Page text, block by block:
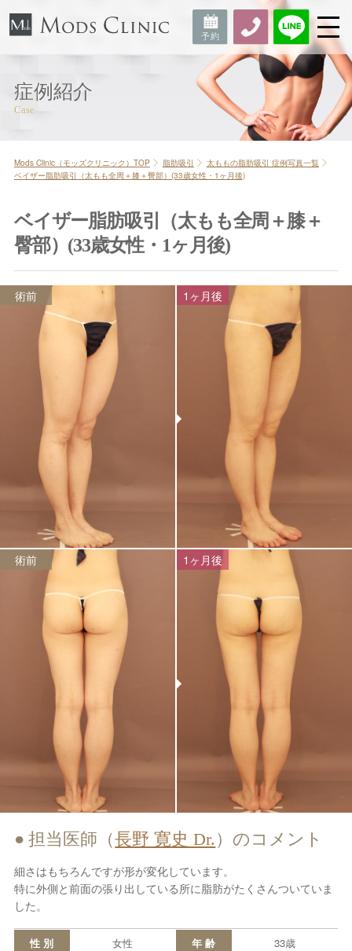
症例紹介
Mods Clinic（モッズクリニック）TOP 脂肪吸引
太ももの脂肪吸引 症例写真一覧
ベイザー脂肪吸引（太もも全周＋膝＋臀部）(33歳女性・1ヶ月後)
ベイザー脂肪吸引（太もも全周＋膝＋
臀部）(33歳女性・1ヶ月後)
術前 1ヶ月後
術前 1ヶ月後
担当医師（長野 寛史 Dr. ）のコメント
細さはもちろんですが形が変化しています。
特に外側と前面の張り出している所に脂肪がたくさんついていま
した。
性 別 女性 年 齢
33歳